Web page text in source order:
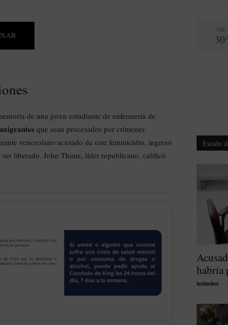
de una joven estudiante de enfermería de
que sean procesados por crímenes
venezolano acusado de este feminicidio, ingresó
liberado. John Thune, líder republicano, calificó
VIE
30°
Estado
habría
latinoher